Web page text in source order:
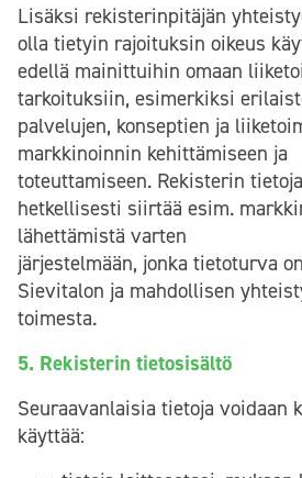
Lisäksi rekisterinpitäjän
olla tietyin rajoituksin oikeus
edellä mainittuihin omaan
tarkoituksiin, esimerkiksi
palvelujen, konseptien ja
markkinoinnin kehittämiseen ja
toteuttamiseen. Rekisterin
hetkellisesti siirtää esim.
lähettämistä varten
järjestelmään, jonka tietoturva
Sievitalon ja mahdollisen
toimesta.
5. Rekisterin tietosisältö
Seuraavanlaisia tietoja voidaan
käyttää: